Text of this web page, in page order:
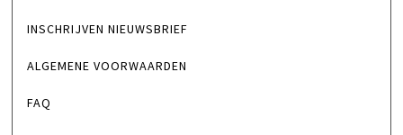
INSCHRIJVEN NIEUWSBRIEF
ALGEMENE VOORWAARDEN
FAQ